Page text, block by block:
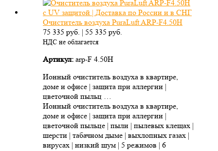
Очиститель воздуха PuraLuft ARP-F4.50H
75 335 руб. | 55 335 руб.
НДС не облагается
Артикул: arp-F 4.50H
Ионный очиститель воздуха в квартире,
доме и офисе | защита при аллергии |
цветочной пыльц …
Ионный очиститель воздуха в квартире,
доме и офисе | защита при аллергии |
цветочной пыльце | пыли | пылевых клещах |
шерсти | табачном дыме | выхлопных газах |
вирусах | низкий шум | 5 режимов | 6